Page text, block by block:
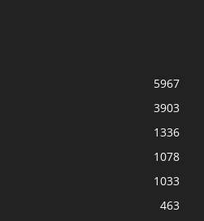
5967
3903
1336
1078
1033
463